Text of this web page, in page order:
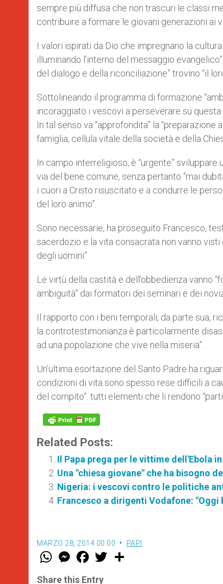
sempre più diffusa che non trascuri le classi
contribuire a formare le giovani generazioni ai
I valori ispirati da Dio che impregnano la
illuminando l’interno del messaggio
del dialogo e della riconciliazione” trovino “il
Sottolineando il programma di formazione
incoraggiato i vescovi a perseverare su
In tal senso va “approfondita” la
famiglia, cellula vitale della società e della
In campo interreligioso, è “urgente”
via del bene comune, senza pertanto “mai
i cuori a Cristo risuscitato e a condurre le
del loro animo”.
Sono necessarie, ha proseguito Francesco,
sacerdozio e la vita consacrata non vanno
degli uomini”.
Le virtù della castità e dell’obbedienza vanno
ambiguità” dai formatori dei seminari e dei
Il rapporto con i beni temporali, da parte sua,
la controtestimonianza è particolarmente
ad una popolazione che vive nella miseria”.
Un’ultima esortazione del Santo Padre ha
condizioni di vita sono spesso rese difficili a
del compito”: tutti elementi che li rendono
Related Posts:
Il Papa prega per le vittime dell'Ebola
Una "chiesa giovane" che ha bisogno
Nigeria: i vescovi contro le politiche
Francesco a dirigenti Vodafone:
MARZO 28, 2014 00:00 PAPI
W
t
M
e
s
F
a
e
w
Share this Entry